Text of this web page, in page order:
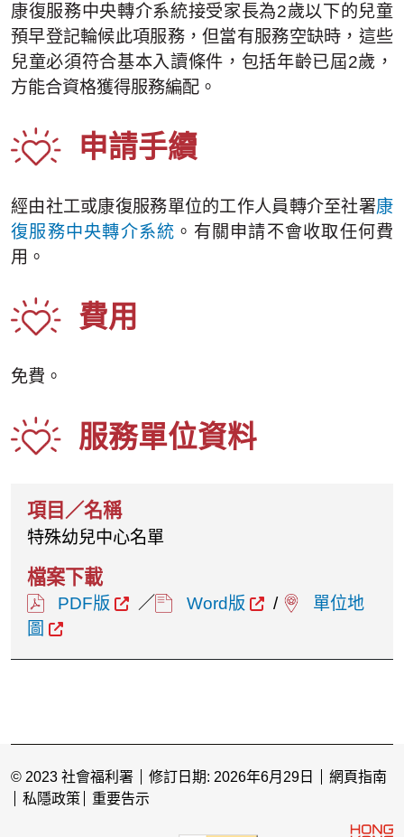
康復服務中央轉介系統接受家長為2歲以下的兒童
預早登記輪候此項服務，但當有服務空缺時，這些
兒童必須符合基本入讀條件，包括年齡已屆2歲，
方能合資格獲得服務編配。
申請手續
經由社工或康復服務單位的工作人員轉介至社署康
復服務中央轉介系統 。有關申請不會收取任何費
用。
費用
免費。
服務單位資料
特殊幼兒中心名單
PDF版 ／ Word版 /
單位地
圖
© 2023 社會福利署 修訂日期: 2026年6月29日
網頁指南
私隱政策
重要告示